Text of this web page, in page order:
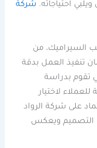
احتياجاته. شركة
السيراميك، من
تنفيذ العمل بدقة
تقوم بدراسة
لاختيار
على شركة الرواد
التصميم ويعكس